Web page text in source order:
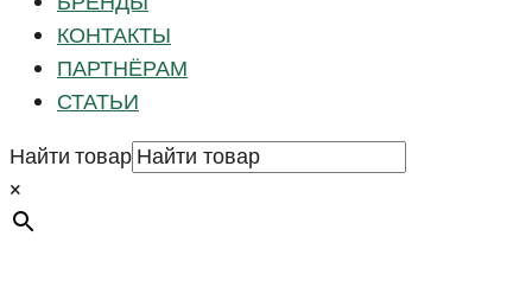
КОНТАКТЫ
ПАРТНЁРАМ
СТАТЬИ
Найти товар
×